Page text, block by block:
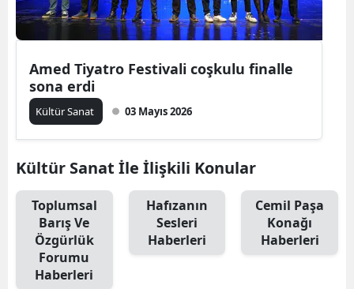
Amed Tiyatro Festivali coşkulu finalle
sona erdi
Kültür Sanat 03 Mayıs 2026
Kültür Sanat İle İlişkili Konular
Toplumsal
Barış Ve
Özgürlük
Forumu
Haberleri
Hafızanın
Sesleri
Haberleri
Cemil Paşa
Konağı
Haberleri